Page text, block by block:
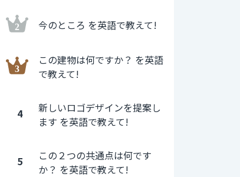
今のところ を英語で教えて!
この建物は何ですか？ を英語
で教えて!
4
新しいロゴデザインを提案し
ます を英語で教えて!
5
この２つの共通点は何です
か？ を英語で教えて!